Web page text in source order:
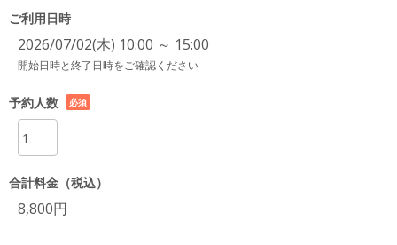
ご利用日時
2026/07/02(木) 10:00 ～ 15:00
開始日時と終了日時をご確認ください
予約人数
必須
合計料金（税込）
8,800円